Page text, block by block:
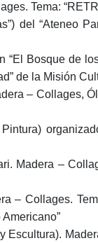
Tema:
del “Ateneo
Bosque de
de la Misión
– Collages,
Madera –
– Collages.
Escultura).